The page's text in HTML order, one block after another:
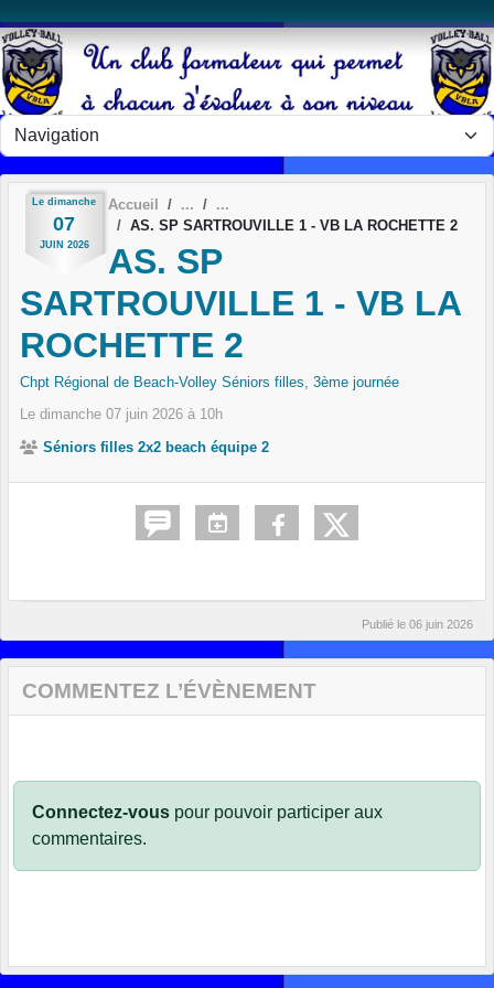
Le dimanche
07
JUIN 2026
Accueil
AS. SP SARTROUVILLE 1 - VB LA ROCHETTE 2
AS. SP
SARTROUVILLE 1 - VB LA
ROCHETTE 2
Chpt Régional de Beach-Volley Séniors filles, 3ème journée
Le dimanche 07 juin 2026 à 10h
Séniors filles 2x2 beach équipe 2
Publié le 06 juin 2026
COMMENTEZ L’ÉVÈNEMENT
Connectez-vous pour pouvoir participer aux
commentaires.